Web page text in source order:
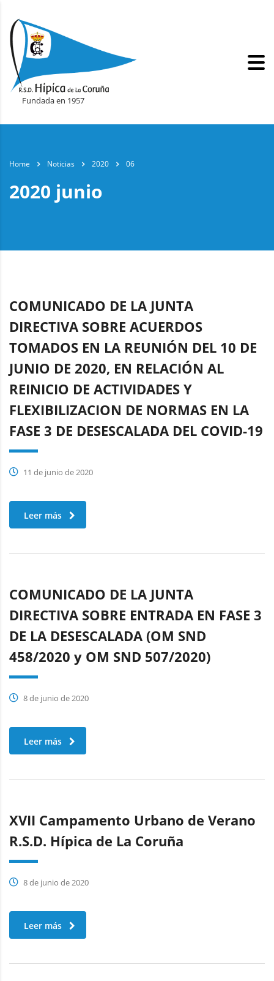
Fundada en 1957
Home Noticias 2020 06
2020 junio
COMUNICADO DE LA JUNTA
DIRECTIVA SOBRE ACUERDOS
TOMADOS EN LA REUNIÓN DEL 10 DE
JUNIO DE 2020, EN RELACIÓN AL
REINICIO DE ACTIVIDADES Y
FLEXIBILIZACION DE NORMAS EN LA
FASE 3 DE DESESCALADA DEL COVID-19
11 de junio de 2020
Leer más
COMUNICADO DE LA JUNTA
DIRECTIVA SOBRE ENTRADA EN FASE 3
DE LA DESESCALADA (OM SND
458/2020 y OM SND 507/2020)
8 de junio de 2020
Leer más
XVII Campamento Urbano de Verano
R.S.D. Hípica de La Coruña
8 de junio de 2020
Leer más